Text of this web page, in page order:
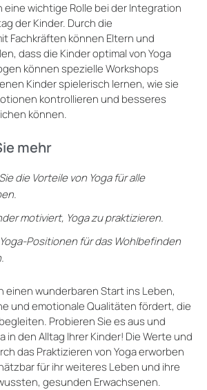
eine wichtige Rolle bei der Integration
der Kinder. Durch die
Fachkräften können Eltern und
dass die Kinder optimal von Yoga
können spezielle Workshops
Kinder spielerisch lernen, wie sie
kontrollieren und besseres
können.
mehr
die Vorteile von Yoga für alle
motiviert, Yoga zu praktizieren.
Positionen für das Wohlbefinden
einen wunderbaren Start ins Leben,
und emotionale Qualitäten fördert, die
Probieren Sie es aus und
in den Alltag Ihrer Kinder! Die Werte und
das Praktizieren von Yoga erworben
für ihr weiteres Leben und ihre
gesunden Erwachsenen.